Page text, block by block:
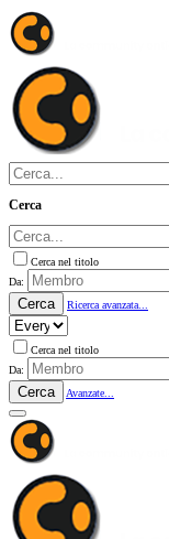
Cerca
Cerca nel titolo
Da:
Cerca Ricerca avanzata...
Cerca nel titolo
Da:
Cerca Avanzate...